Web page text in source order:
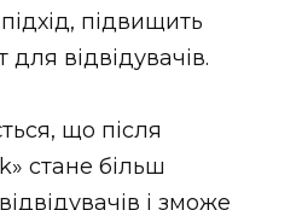
підвищить
відвідувачів.
що після
стане більш
і зможе